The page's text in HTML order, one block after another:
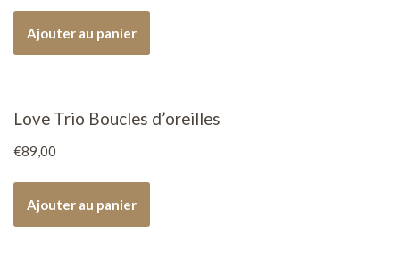
Ajouter au panier
Love Trio Boucles d’oreilles
€89,00
Ajouter au panier